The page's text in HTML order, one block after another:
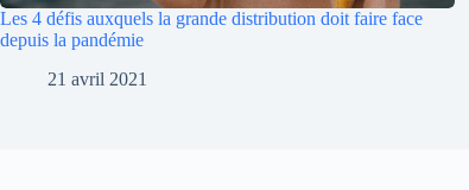
Les 4 défis auxquels la grande distribution doit faire face
depuis la pandémie
21 avril 2021